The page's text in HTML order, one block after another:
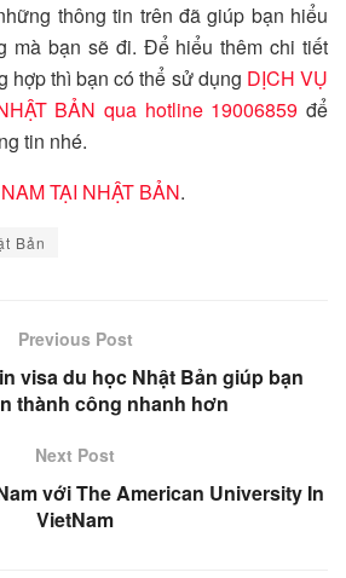
thông tin trên đã giúp bạn hiểu
mà bạn sẽ đi. Để hiểu thêm chi tiết
hợp thì bạn có thể sử dụng DỊCH VỤ
BẢN qua hotline 19006859 để
tin nhé.
TẠI NHẬT BẢN.
Bản
Previous Post
visa du học Nhật Bản giúp bạn
thành công nhanh hơn
Next Post
với The American University In
VietNam